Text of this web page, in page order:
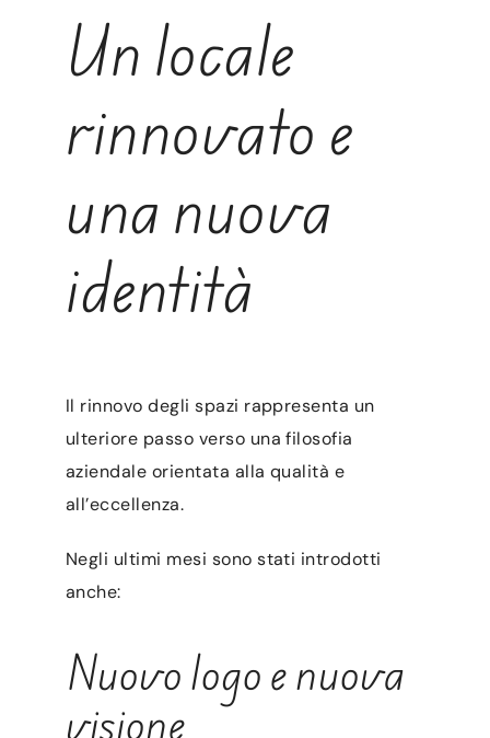
Un locale
rinnovato e
una nuova
identità
Il rinnovo degli spazi rappresenta un
ulteriore passo verso una filosofia
aziendale orientata alla qualità e
all’eccellenza.
Negli ultimi mesi sono stati introdotti
anche:
Nuovo logo e nuova
visione